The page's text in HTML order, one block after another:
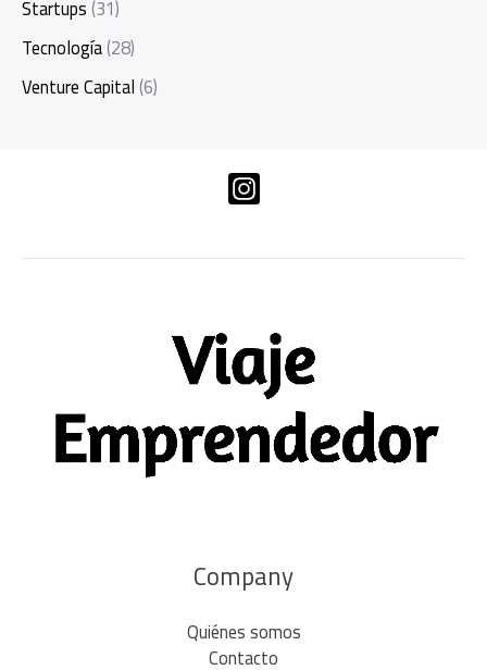
Startups(31)
Tecnología(28)
Venture Capital(6)
Company
Quiénes somos
Contacto